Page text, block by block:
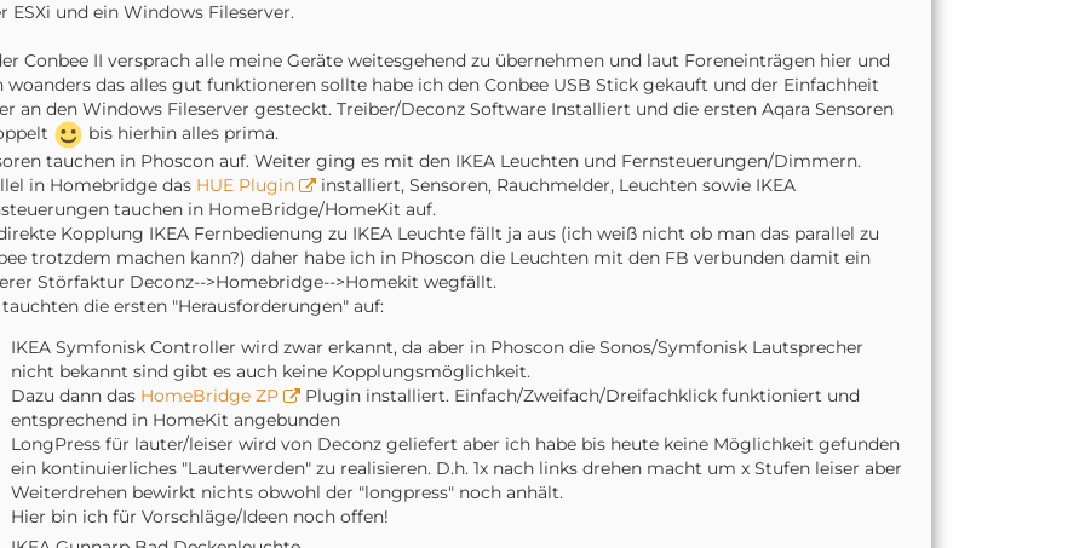
ESXi und ein Windows Fileserver.
Conbee II versprach alle meine Geräte weitesgehend zu übernehmen und laut Foreneinträgen hier und
woanders das alles gut funktioneren sollte habe ich den Conbee USB Stick gekauft und der Einfachheit
an den Windows Fileserver gesteckt. Treiber/Deconz Software Installiert und die ersten Aqara Sensoren
bis hierhin alles prima.
tauchen in Phoscon auf. Weiter ging es mit den IKEA Leuchten und Fernsteuerungen/Dimmern.
in Homebridge das HUE Plugin
installiert, Sensoren, Rauchmelder, Leuchten sowie IKEA
tauchen in HomeBridge/HomeKit auf.
Kopplung IKEA Fernbedienung zu IKEA Leuchte fällt ja aus (ich weiß nicht ob man das parallel zu
trotzdem machen kann?) daher habe ich in Phoscon die Leuchten mit den FB verbunden damit ein
Störfaktur Deconz-->Homebridge-->Homekit wegfällt.
die ersten "Herausforderungen" auf:
IKEA Symfonisk Controller wird zwar erkannt, da aber in Phoscon die Sonos/Symfonisk Lautsprecher
nicht bekannt sind gibt es auch keine Kopplungsmöglichkeit.
Dazu dann das HomeBridge ZP
Plugin installiert. Einfach/Zweifach/Dreifachklick funktioniert und
entsprechend in HomeKit angebunden
LongPress für lauter/leiser wird von Deconz geliefert aber ich habe bis heute keine Möglichkeit gefunden
ein kontinuierliches "Lauterwerden" zu realisieren. D.h. 1x nach links drehen macht um x Stufen leiser aber
Weiterdrehen bewirkt nichts obwohl der "longpress" noch anhält.
Hier bin ich für Vorschläge/Ideen noch offen!